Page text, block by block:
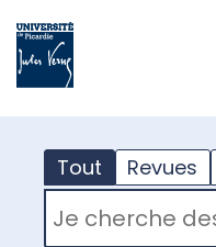
Tout Revues
RECHERCHER DANS "TOUT"